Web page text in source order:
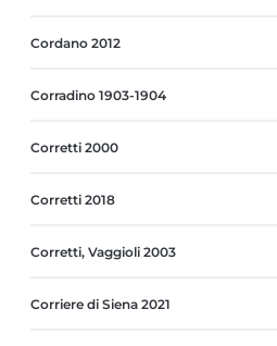
Cordano 2012
Corradino 1903-1904
Corretti 2000
Corretti 2018
Corretti, Vaggioli 2003
Corriere di Siena 2021